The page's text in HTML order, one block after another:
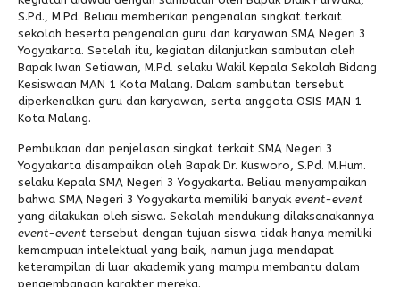
S.Pd., M.Pd. Beliau memberikan pengenalan singkat terkait
sekolah beserta pengenalan guru dan karyawan SMA Negeri 3
Yogyakarta. Setelah itu, kegiatan dilanjutkan sambutan oleh
Bapak Iwan Setiawan, M.Pd. selaku Wakil Kepala Sekolah Bidang
Kesiswaan MAN 1 Kota Malang. Dalam sambutan tersebut
diperkenalkan guru dan karyawan, serta anggota OSIS MAN 1
Kota Malang.
Pembukaan dan penjelasan singkat terkait SMA Negeri 3
Yogyakarta disampaikan oleh Bapak Dr. Kusworo, S.Pd. M.Hum.
selaku Kepala SMA Negeri 3 Yogyakarta. Beliau menyampaikan
bahwa SMA Negeri 3 Yogyakarta memiliki banyak event-event
yang dilakukan oleh siswa. Sekolah mendukung dilaksanakannya
event-event tersebut dengan tujuan siswa tidak hanya memiliki
kemampuan intelektual yang baik, namun juga mendapat
keterampilan di luar akademik yang mampu membantu dalam
pengembangan karakter mereka.